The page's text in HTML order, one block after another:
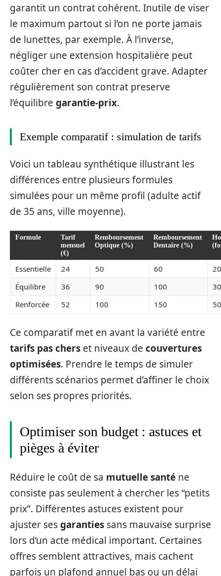
garantit un contrat cohérent. Inutile de viser
le maximum partout si l’on ne porte jamais
de lunettes, par exemple. À l’inverse,
négliger une extension hospitalière peut
coûter cher en cas d’accident grave. Adapter
régulièrement son contrat preserve
l’équilibre garantie-prix.
Exemple comparatif : simulation de tarifs
Voici un tableau synthétique illustrant les
différences entre plusieurs formules
simulées pour un même profil (adulte actif
de 35 ans, ville moyenne).
Formule
Tarif
mensuel
(€)
Remboursement
Optique (%)
Remboursement
Dentaire (%)
Essentielle 24 50 60
Équilibre
36 90 100
Renforcée
52 100 150
Ce comparatif met en avant la variété entre
tarifs pas chers et niveaux de couvertures
optimisées. Prendre le temps de simuler
différents scénarios permet d’affiner le choix
selon ses propres priorités.
Optimiser son budget : astuces et
pièges à éviter
Réduire le coût de sa mutuelle santé ne
consiste pas seulement à chercher les “petits
prix”. Différentes astuces existent pour
ajuster sesgaranties sans mauvaise surprise
lors d’un acte médical important. Certaines
offres semblent attractives, mais cachent
parfois un plafond annuel bas ou un délai